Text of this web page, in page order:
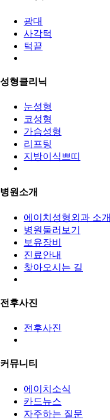
광대
사각턱
턱끝
성형클리닉
눈성형
코성형
가슴성형
리프팅
지방이식쁘띠
병원소개
에이치성형외과 소개
병원둘러보기
보유장비
진료안내
찾아오시는 길
전후사진
전후사진
커뮤니티
에이치소식
카드뉴스
자주하는 질문